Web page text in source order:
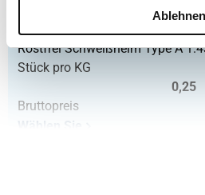
Ablehnen
Beschreibung
Rostfrei Schweißhelm Type A
Stück pro KG
0,25
Bruttopreis
Wählen Sie